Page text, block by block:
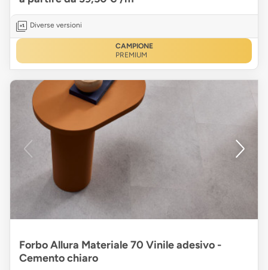
Diverse versioni
CAMPIONE
PREMIUM
Forbo Allura Materiale 70 Vinile adesivo -
Cemento chiaro